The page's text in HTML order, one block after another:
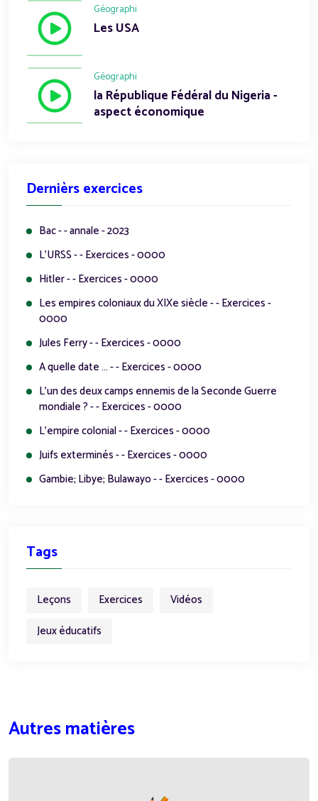
Géographi
Les USA
Géographi
la République Fédéral du Nigeria -
aspect économique
Dernièrs exercices
Bac - - annale - 2023
L'URSS - - Exercices - 0000
Hitler - - Exercices - 0000
Les empires coloniaux du XIXe siècle - - Exercices -
0000
Jules Ferry - - Exercices - 0000
A quelle date ... - - Exercices - 0000
L'un des deux camps ennemis de la Seconde Guerre
mondiale ? - - Exercices - 0000
L'empire colonial - - Exercices - 0000
Juifs exterminés - - Exercices - 0000
Gambie; Libye; Bulawayo - - Exercices - 0000
Tags
Leçons Exercices
Vidéos
Jeux éducatifs
Autres matières